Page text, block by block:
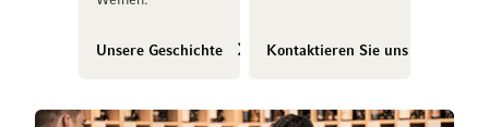
Unsere Geschichte Kontaktieren Sie uns